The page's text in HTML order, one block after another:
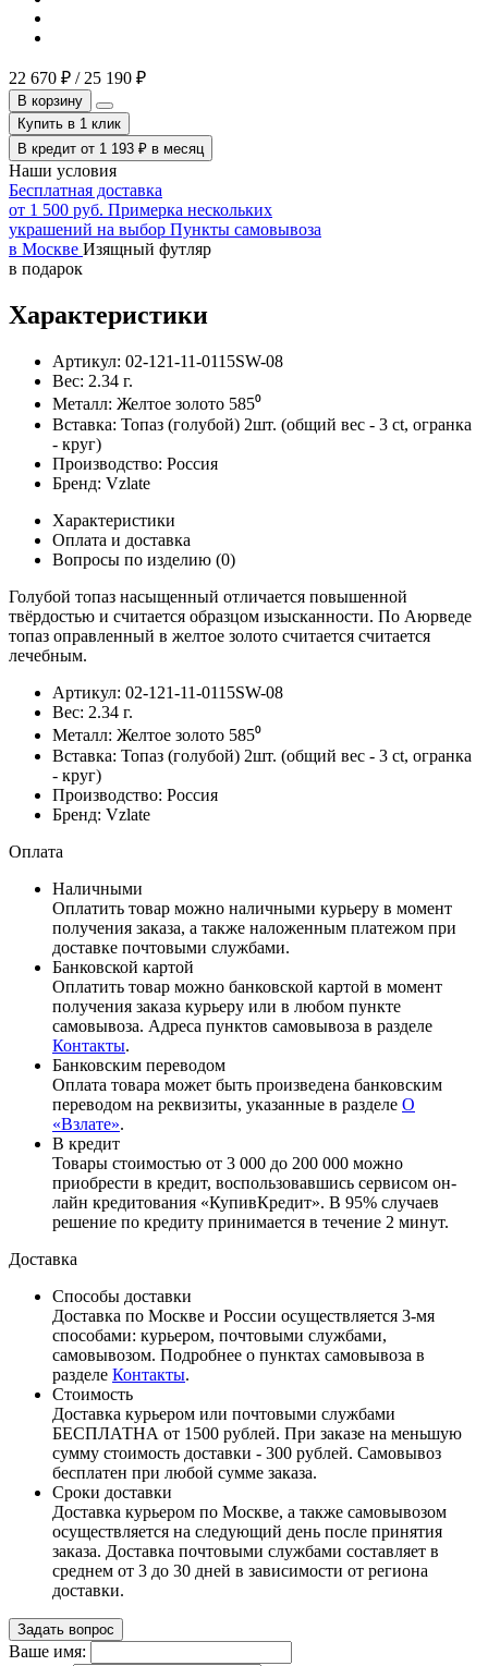
22 670 ₽ / 25 190 ₽
В корзину
Купить в 1 клик
В кредит от 1 193 ₽ в месяц
Наши условия
Бесплатная доставка
от 1 500 руб. Примерка нескольких
украшений на выбор Пункты самовывоза
в Москве Изящный футляр
в подарок
Характеристики
Артикул: 02-121-11-0115SW-08
Вес: 2.34 г.
Металл: Желтое золото 585⁰
Вставка: Топаз (голубой) 2шт. (общий вес - 3 ct, огранка
- круг)
Производство: Россия
Бренд: Vzlate
Характеристики
Оплата и доставка
Вопросы по изделию (0)
Голубой топаз насыщенный отличается повышенной
твёрдостью и считается образцом изысканности. По Аюрведе
топаз оправленный в желтое золото считается считается
лечебным.
Артикул: 02-121-11-0115SW-08
Вес: 2.34 г.
Металл: Желтое золото 585⁰
Вставка: Топаз (голубой) 2шт. (общий вес - 3 ct, огранка
- круг)
Производство: Россия
Бренд: Vzlate
Оплата
Наличными
Оплатить товар можно наличными курьеру в момент
получения заказа, а также наложенным платежом при
доставке почтовыми службами.
Банковской картой
Оплатить товар можно банковской картой в момент
получения заказа курьеру или в любом пункте
самовывоза. Адреса пунктов самовывоза в разделе
Контакты.
Банковским переводом
Оплата товара может быть произведена банковским
переводом на реквизиты, указанные в разделе О
«Взлате».
В кредит
Товары стоимостью от 3 000 до 200 000 можно
приобрести в кредит, воспользовавшись сервисом он-
лайн кредитования «КупивКредит». В 95% случаев
решение по кредиту принимается в течение 2 минут.
Доставка
Способы доставки
Доставка по Москве и России осуществляется 3-мя
способами: курьером, почтовыми службами,
самовывозом. Подробнее о пунктах самовывоза в
разделе Контакты.
Стоимость
Доставка курьером или почтовыми службами
БЕСПЛАТНА от 1500 рублей. При заказе на меньшую
сумму стоимость доставки - 300 рублей. Самовывоз
бесплатен при любой сумме заказа.
Сроки доставки
Доставка курьером по Москве, а также самовывозом
осуществляется на следующий день после принятия
заказа. Доставка почтовыми службами составляет в
среднем от 3 до 30 дней в зависимости от региона
доставки.
Задать вопрос
Ваше имя: